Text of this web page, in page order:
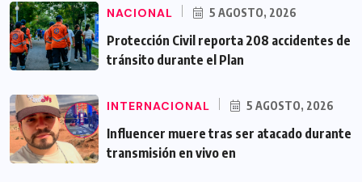
NACIONAL 5 AGOSTO, 2026
Protección Civil reporta 208 accidentes de
tránsito durante el Plan
INTERNACIONAL 5 AGOSTO, 2026
Influencer muere tras ser atacado durante
transmisión en vivo en